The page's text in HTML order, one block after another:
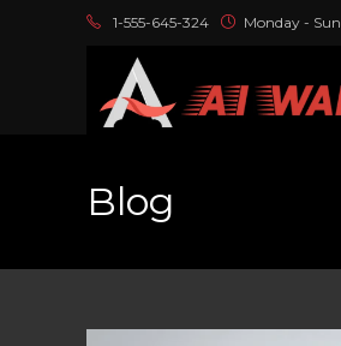
1-555-645-324 Monday -
Blog